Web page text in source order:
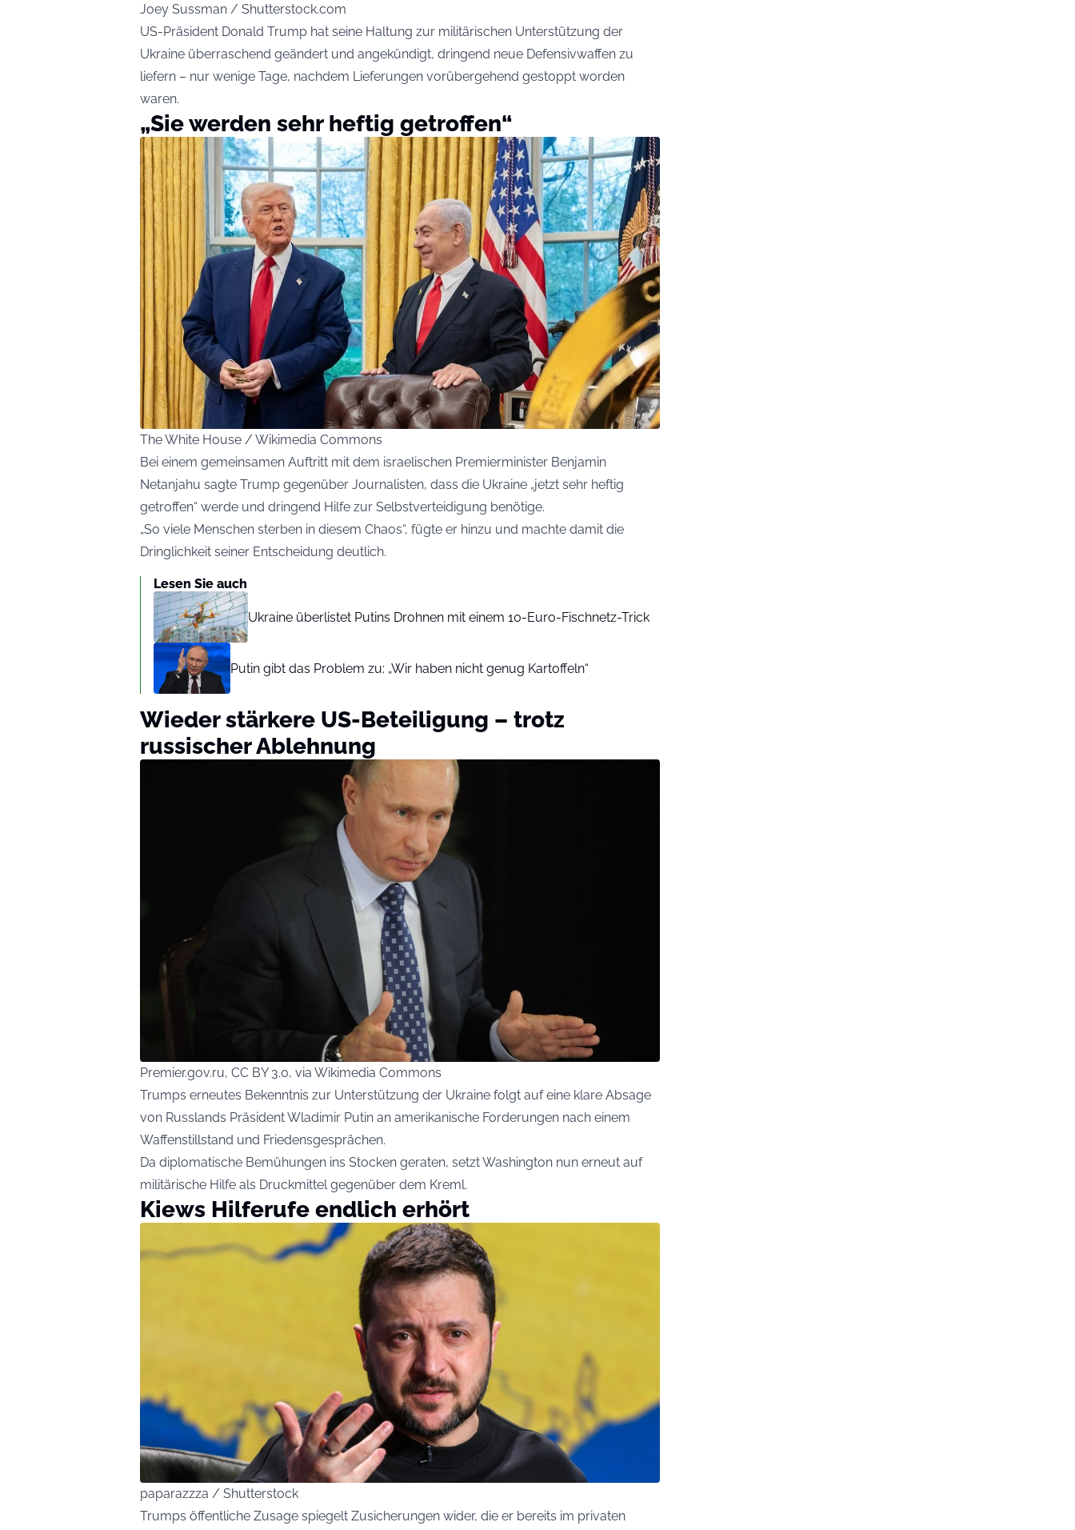
Joey Sussman / Shutterstock.com
US-Präsident Donald Trump hat seine Haltung zur militärischen Unterstützung der
Ukraine überraschend geändert und angekündigt, dringend neue Defensivwaffen zu
liefern – nur wenige Tage, nachdem Lieferungen vorübergehend gestoppt worden
waren.
„Sie werden sehr heftig getroffen“
The White House / Wikimedia Commons
Bei einem gemeinsamen Auftritt mit dem israelischen Premierminister Benjamin
Netanjahu sagte Trump gegenüber Journalisten, dass die Ukraine „jetzt sehr heftig
getroffen“ werde und dringend Hilfe zur Selbstverteidigung benötige.
„So viele Menschen sterben in diesem Chaos“, fügte er hinzu und machte damit die
Dringlichkeit seiner Entscheidung deutlich.
Lesen Sie auch
Ukraine überlistet Putins Drohnen mit einem 10-Euro-Fischnetz-Trick
Putin gibt das Problem zu: „Wir haben nicht genug Kartoffeln“
Wieder stärkere US-Beteiligung – trotz
russischer Ablehnung
Premier.gov.ru, CC BY 3.0, via Wikimedia Commons
Trumps erneutes Bekenntnis zur Unterstützung der Ukraine folgt auf eine klare Absage
von Russlands Präsident Wladimir Putin an amerikanische Forderungen nach einem
Waffenstillstand und Friedensgesprächen.
Da diplomatische Bemühungen ins Stocken geraten, setzt Washington nun erneut auf
militärische Hilfe als Druckmittel gegenüber dem Kreml.
Kiews Hilferufe endlich erhört
paparazzza / Shutterstock
Trumps öffentliche Zusage spiegelt Zusicherungen wider, die er bereits im privaten